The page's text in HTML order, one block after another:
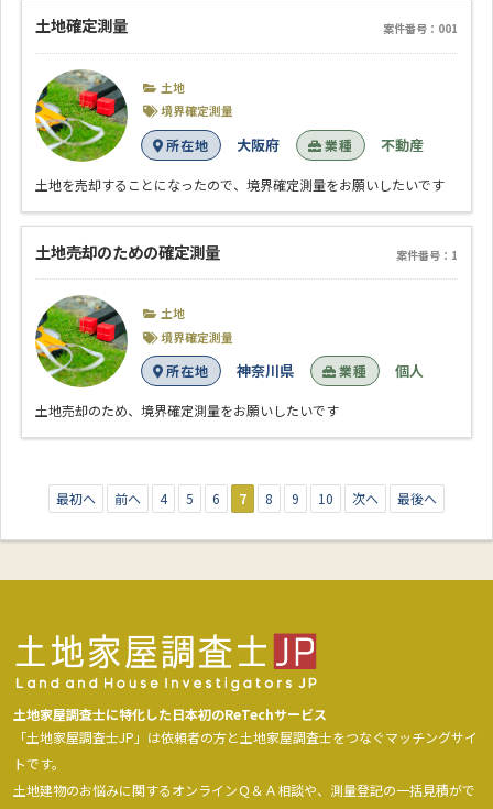
土地確定測量 案件番号：001
土地
境界確定測量
所在地 大阪府 業種 不動産
土地を売却することになったので、境界確定測量をお願いしたいです
土地売却のための確定測量 案件番号：1
土地
境界確定測量
所在地 神奈川県 業種 個人
土地売却のため、境界確定測量をお願いしたいです
最初へ 前へ 4 5 6 7 8 9 10 次へ 最後へ
土地家屋調査士に特化した日本初のReTechサービス
「土地家屋調査士JP」は依頼者の方と土地家屋調査士をつなぐマッチングサイ
トです。
土地建物のお悩みに関するオンラインＱ＆Ａ相談や、測量登記の一括見積がで